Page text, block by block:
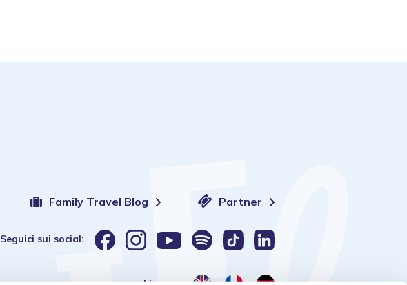
Family Travel Blog Partner
Seguici sui social: